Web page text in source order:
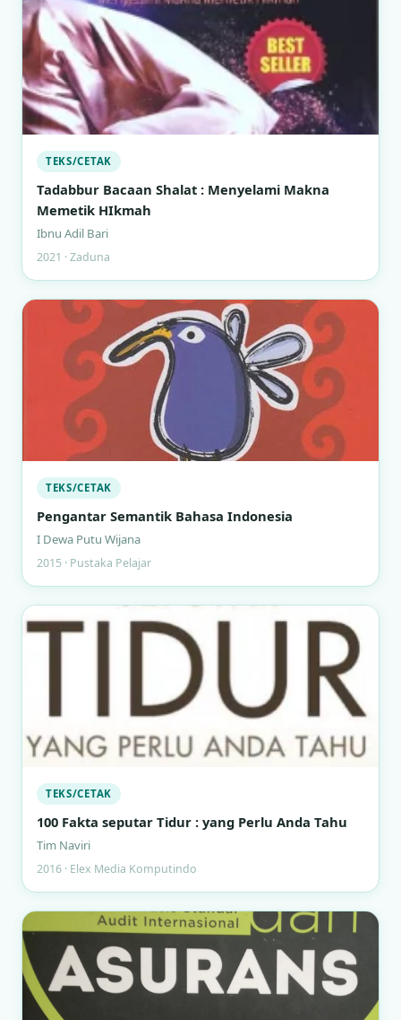
TEKS/CETAK
Tadabbur Bacaan Shalat : Menyelami Makna
Memetik HIkmah
Ibnu Adil Bari
2021 · Zaduna
TEKS/CETAK
Pengantar Semantik Bahasa Indonesia
I Dewa Putu Wijana
2015 · Pustaka Pelajar
TEKS/CETAK
100 Fakta seputar Tidur : yang Perlu Anda Tahu
Tim Naviri
2016 · Elex Media Komputindo